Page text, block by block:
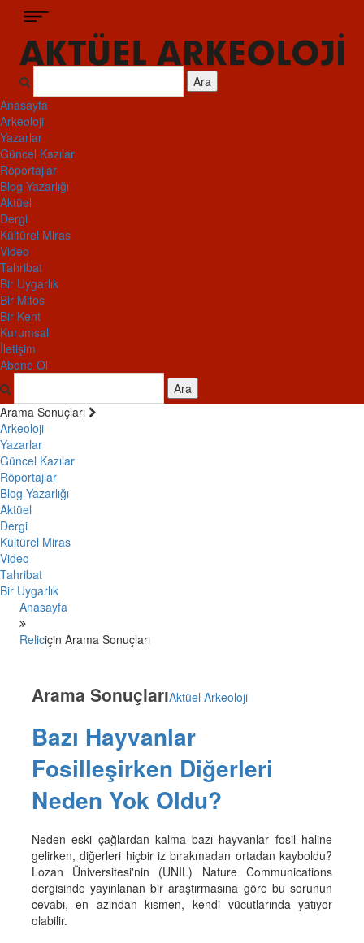
Ara
Anasayfa
Arkeoloji
Yazarlar
Güncel Kazılar
Röportajlar
Blog Yazarlığı
Aktüel
Dergi
Kültürel Miras
Video
Tahribat
Bir Uygarlık
Bir Mitos
Bir Kent
Kurumsal
İletişim
Abone Ol
Ara
Arama Sonuçları
Arkeoloji
Yazarlar
Güncel Kazılar
Röportajlar
Blog Yazarlığı
Aktüel
Dergi
Kültürel Miras
Video
Tahribat
Bir Uygarlık
Anasayfa
Reliciçin Arama Sonuçları
Arama SonuçlarıAktüel Arkeoloji
Bazı Hayvanlar
Fosilleşirken Diğerleri
Neden Yok Oldu?
Neden eski çağlardan kalma bazı hayvanlar fosil haline
gelirken, diğerleri hiçbir iz bırakmadan ortadan kayboldu?
Lozan Üniversitesi'nin (UNIL) Nature Communications
dergisinde yayınlanan bir araştırmasına göre bu sorunun
cevabı, en azından kısmen, kendi vücutlarında yatıyor
olabilir.